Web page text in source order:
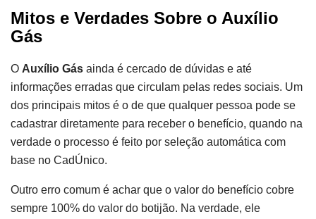
Mitos e Verdades Sobre o Auxílio
Gás
O Auxílio Gás ainda é cercado de dúvidas e até
informações erradas que circulam pelas redes sociais. Um
dos principais mitos é o de que qualquer pessoa pode se
cadastrar diretamente para receber o benefício, quando na
verdade o processo é feito por seleção automática com
base no CadÚnico.
Outro erro comum é achar que o valor do benefício cobre
sempre 100% do valor do botijão. Na verdade, ele